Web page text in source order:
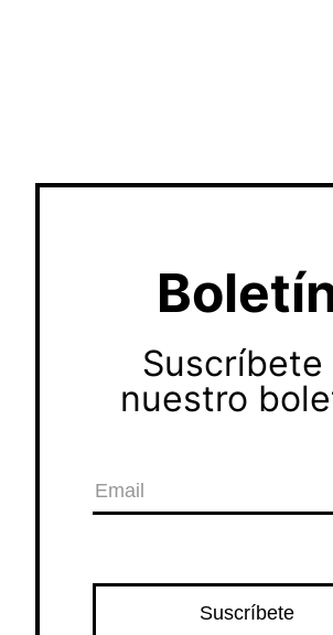
Suscríbete
nuestro